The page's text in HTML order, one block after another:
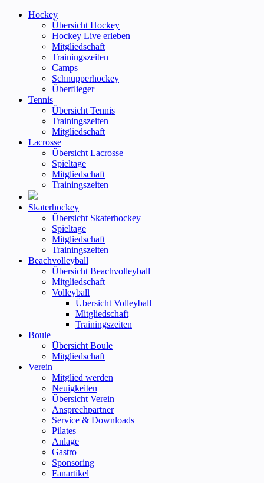
Hockey
Übersicht Hockey
Hockey Live erleben
Mitgliedschaft
Trainingszeiten
Camps
Schnupperhockey
Überflieger
Tennis
Übersicht Tennis
Trainingszeiten
Mitgliedschaft
Lacrosse
Übersicht Lacrosse
Spieltage
Mitgliedschaft
Trainingszeiten
Skaterhockey
Übersicht Skaterhockey
Spieltage
Mitgliedschaft
Trainingszeiten
Beachvolleyball
Übersicht Beachvolleyball
Mitgliedschaft
Volleyball
Übersicht Volleyball
Mitgliedschaft
Trainingszeiten
Boule
Übersicht Boule
Mitgliedschaft
Verein
Mitglied werden
Neuigkeiten
Übersicht Verein
Ansprechpartner
Service & Downloads
Pilates
Anlage
Gastro
Sponsoring
Fanartikel